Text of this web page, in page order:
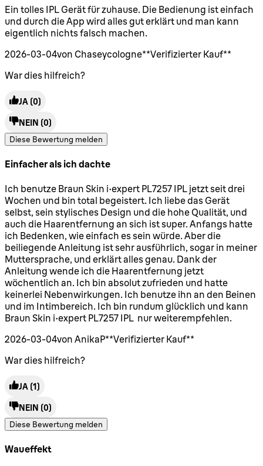
5 Sterne von maximal 5
Ein tolles IPL Gerät für zuhause. Die Bedienung ist einfach
und durch die App wird alles gut erklärt und man kann
eigentlich nichts falsch machen.
2026-03-04von Chaseycologne**Verifizierter Kauf**
War dies hilfreich?
JA (0)
NEIN (0)
Diese Bewertung melden
Einfacher als ich dachte
5 Sterne von maximal 5
Ich benutze Braun Skin i·expert PL7257 IPL jetzt seit drei
Wochen und bin total begeistert. Ich liebe das Gerät
selbst, sein stylisches Design und die hohe Qualität, und
auch die Haarentfernung an sich ist super. Anfangs hatte
ich Bedenken, wie einfach es sein würde. Aber die
beiliegende Anleitung ist sehr ausführlich, sogar in meiner
Muttersprache, und erklärt alles genau. Dank der
Anleitung wende ich die Haarentfernung jetzt
wöchentlich an. Ich bin absolut zufrieden und hatte
keinerlei Nebenwirkungen. Ich benutze ihn an den Beinen
und im Intimbereich. Ich bin rundum glücklich und kann
Braun Skin i·expert PL7257 IPL nur weiterempfehlen.
2026-03-04von AnikaP**Verifizierter Kauf**
War dies hilfreich?
JA (1)
NEIN (0)
Diese Bewertung melden
Waueffekt